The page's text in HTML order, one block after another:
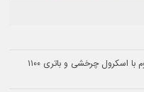
روگبید SpinR معرفی شد؛ ساعت هوشمند مقاوم با اسکرول چرخشی و باتری ۱۱۰۰